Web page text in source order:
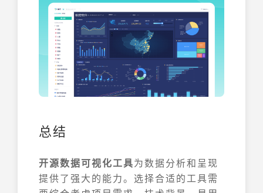
总结
开源数据可视化工具为数据分析和呈现
提供了强大的能力。选择合适的工具需